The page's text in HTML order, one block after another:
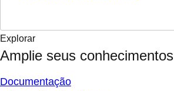
Explorar
Amplie seus conhecimentos
Documentação